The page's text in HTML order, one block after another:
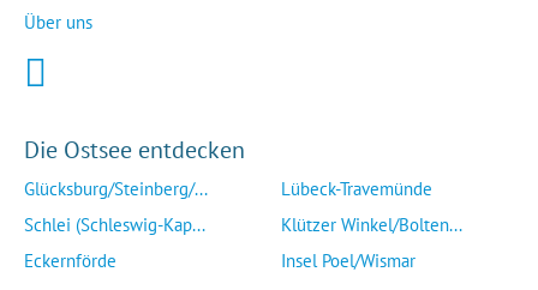
Über uns
Die Ostsee entdecken
Glücksburg/Steinberg/...
Schlei (Schleswig-Kap...
Eckernförde
Lübeck-Travemünde
Klützer Winkel/Bolten...
Insel Poel/Wismar